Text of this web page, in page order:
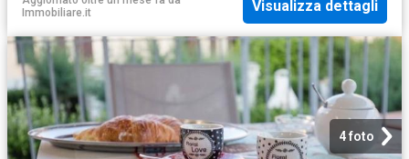
Immobiliare.it
Visualizza dettagli
4 foto